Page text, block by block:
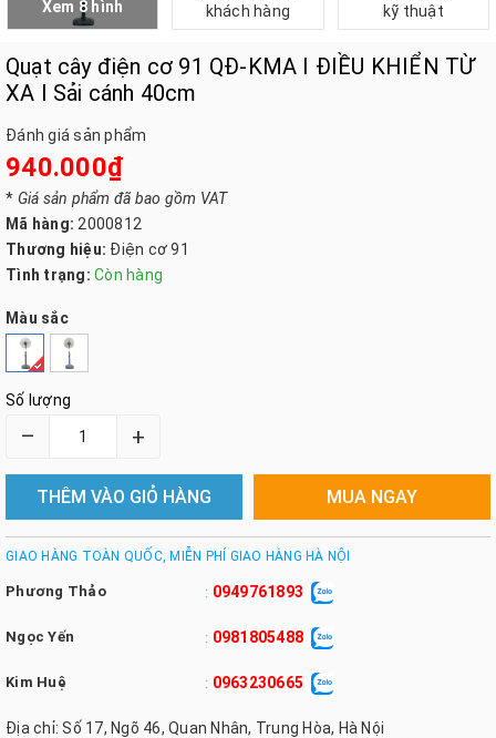
Xem 8 hình
khách hàng
kỹ thuật
Quạt cây điện cơ 91 QĐ-KMA I ĐIỀU KHIỂN TỪ
XA I Sải cánh 40cm
Đánh giá sản phẩm
940.000₫
* Giá sản phẩm đã bao gồm VAT
Mã hàng: 2000812
Thương hiệu: Điện cơ 91
Tình trạng: Còn hàng
Màu sắc
Số lượng
– +
THÊM VÀO GIỎ HÀNG MUA NGAY
GIAO HÀNG TOÀN QUỐC, MIỄN PHÍ GIAO HÀNG HÀ NỘI
Phương Thảo : 0949761893
Ngọc Yến : 0981805488
Kim Huệ : 0963230665
Địa chỉ: Số 17, Ngõ 46, Quan Nhân, Trung Hòa, Hà Nội